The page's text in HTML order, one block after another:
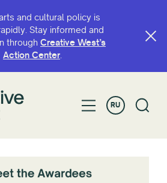
and cultural policy is
Stay informed and
through Creative West’s
Action Center.
RU